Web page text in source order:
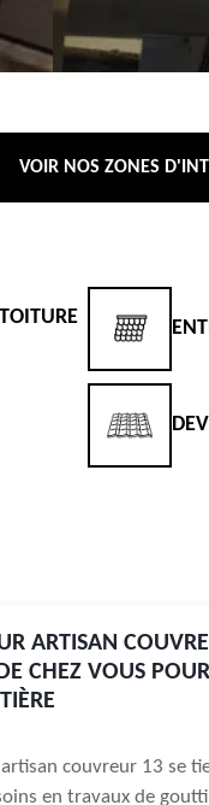
VOIR NOS ZONES
ARTISAN
CHEZ VOUS
artisan couvreur 13 se
en travaux de